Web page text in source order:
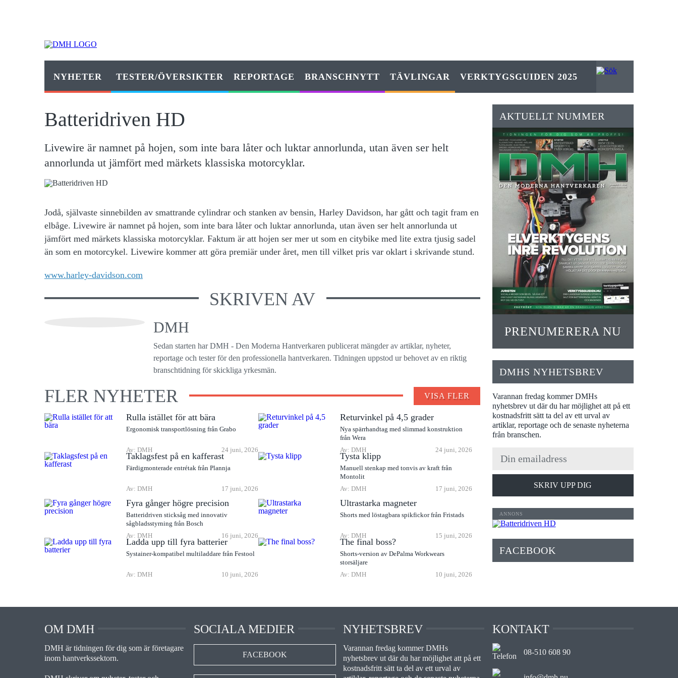
NYHETER TESTER/ÖVERSIKTER REPORTAGE BRANSCHNYTT TÄVLINGAR VERKTYGSGUIDEN 2025
Batteridriven HD
Livewire är namnet på hojen, som inte bara låter och luktar annorlunda, utan även ser helt
annorlunda ut jämfört med märkets klassiska motorcyklar.
Jodå, självaste sinnebilden av smattrande cylindrar och stanken av bensin, Harley Davidson, har gått och tagit fram en
elbåge. Livewire är namnet på hojen, som inte bara låter och luktar annorlunda, utan även ser helt annorlunda ut
jämfört med märkets klassiska motorcyklar. Faktum är att hojen ser mer ut som en citybike med lite extra tjusig sadel
än som en motorcykel. Livewire kommer att göra premiär under året, men till vilket pris var oklart i skrivande stund.
www.harley-davidson.com
SKRIVEN AV
DMH
Sedan starten har DMH - Den Moderna Hantverkaren publicerat mängder av artiklar, nyheter,
reportage och tester för den professionella hantverkaren. Tidningen uppstod ur behovet av en riktig
branschtidning för skickliga yrkesmän.
FLER NYHETER VISA FLER
Rulla istället för att bära
Ergonomisk transportlösning från Grabo
Av: DMH 24 juni, 2026
Returvinkel på 4,5 grader
Nya spärrhandtag med slimmad konstruktion
från Wera
Av: DMH
24 juni, 2026
Taklagsfest på en kafferast
Färdigmonterade entrétak från Plannja
Av: DMH 17 juni, 2026
Tysta klipp
Manuell stenkap med tonvis av kraft från
Montolit
Av: DMH
17 juni, 2026
Fyra gånger högre precision
Batteridriven sticksåg med innovativ
sågbladsstyrning från Bosch
Av: DMH
16 juni, 2026
Ultrastarka magneter
Shorts med löstagbara spikfickor från Fristads
Av: DMH 15 juni, 2026
Ladda upp till fyra batterier
Systainer-kompatibel multiladdare från Festool
Av: DMH 10 juni, 2026
The final boss?
Shorts-version av DePalma Workwears
storsäljare
Av: DMH
10 juni, 2026
AKTUELLT NUMMER
PRENUMERERA NU
DMHS NYHETSBREV
Varannan fredag kommer DMHs
nyhetsbrev ut där du har möjlighet att på ett
kostnadsfritt sätt ta del av ett urval av
artiklar, reportage och de senaste nyheterna
från branschen.
SKRIV UPP DIG
FACEBOOK
OM DMH
DMH är tidningen för dig som är företagare
inom hantverkssektorn.
SOCIALA MEDIER
FACEBOOK
NYHETSBREV
Varannan fredag kommer DMHs
nyhetsbrev ut där du har möjlighet att på ett
kostnadsfritt sätt ta del av ett urval av
KONTAKT
08-510 608 90